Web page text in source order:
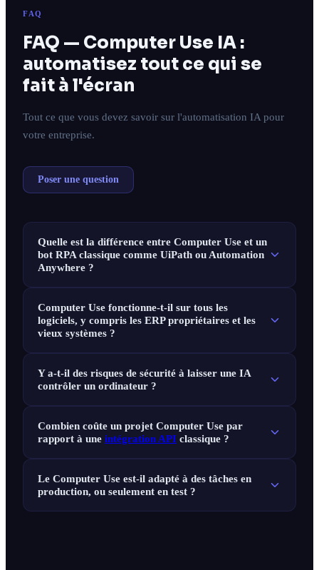
FAQ
FAQ — Computer Use IA :
automatisez tout ce qui se
fait à l'écran
Tout ce que vous devez savoir sur l'automatisation IA pour
votre entreprise.
Poser une question
Quelle est la différence entre Computer Use et un
bot RPA classique comme UiPath ou Automation
Anywhere ?
Computer Use fonctionne-t-il sur tous les
logiciels, y compris les ERP propriétaires et les
vieux systèmes ?
Y a-t-il des risques de sécurité à laisser une IA
contrôler un ordinateur ?
Combien coûte un projet Computer Use par
rapport à une intégration API classique ?
Le Computer Use est-il adapté à des tâches en
production, ou seulement en test ?